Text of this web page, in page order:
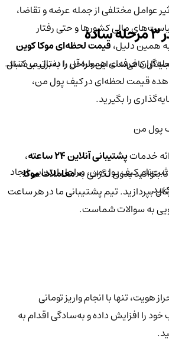
عوامل مختلفی از جمله عرضه و تقاضا،
مالی کشورها و حتی رفتار
همین دلیل،قیمت لحظه‌ای موکا کوین
حرفه‌ای همواره آن را دنبال می‌کنند.
قیمت لحظه‌ای در کیف پول من،
را بگیرید.
خدماتپشتیبانی آنلاین ۲۴ ساعته
،
بدون نگرانی بهمعاملات موکا
بپردازید. تیم پشتیبانی ما در هر ساعت
به سوالات شماست.
کافی‌ست این مراحل را به‌ترتیب دنبال
کیف‌ پول من، مراحل ابتدایی ایجاد
هویت، تنها با انجام واریز تومانی
را افزایش داده و به‌سادگی اقدام به